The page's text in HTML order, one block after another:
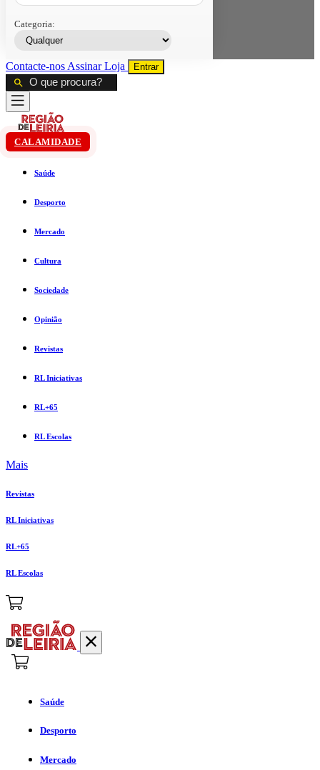
Categoria:
Contacte-nos AssinarLoja Entrar
CALAMIDADE
Saúde
Desporto
Mercado
Cultura
Sociedade
Opinião
Revistas
RL Iniciativas
RL+65
RL Escolas
Mais
Revistas
RL Iniciativas
RL+65
RL Escolas
Saúde
Desporto
Mercado